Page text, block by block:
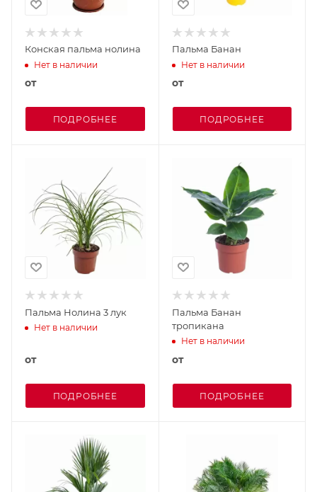
Конская пальма нолина
Нет в наличии
от
ПОДРОБНЕЕ
Пальма Банан
Нет в наличии
от
ПОДРОБНЕЕ
Пальма Нолина 3 лук
Нет в наличии
от
ПОДРОБНЕЕ
Пальма Банан
тропикана
Нет в наличии
от
ПОДРОБНЕЕ